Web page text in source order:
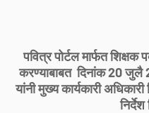
पवित्र पोर्टल मार्फत शिक्षक
करण्याबाबत दिनांक 20 जुलै
यांनी मुख्य कार्यकारी अधिकारी